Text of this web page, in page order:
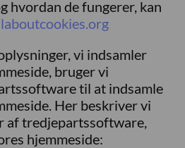
hvordan de fungerer, kan
vi indsamler
bruger vi
til at indsamle
Her beskriver vi
af tredjepartssoftware,
hjemmeside: